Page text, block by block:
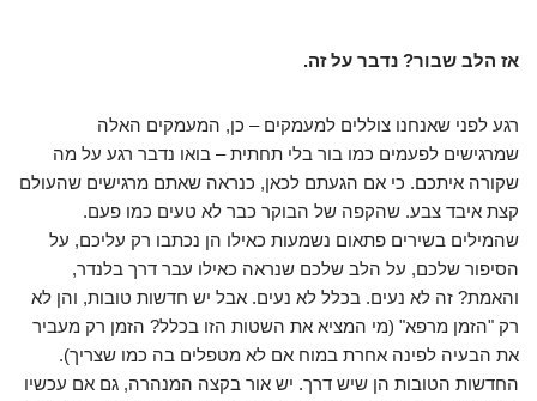
אז הלב שבור? נדבר על זה.
רגע לפני שאנחנו צוללים למעמקים – כן, המעמקים האלה
שמרגישים לפעמים כמו בור בלי תחתית – בואו נדבר רגע על מה
שקורה איתכם. כי אם הגעתם לכאן, כנראה שאתם מרגישים שהעולם
קצת איבד צבע. שהקפה של הבוקר כבר לא טעים כמו פעם.
שהמילים בשירים פתאום נשמעות כאילו הן נכתבו רק עליכם, על
הסיפור שלכם, על הלב שלכם שנראה כאילו עבר דרך בלנדר,
והאמת? זה לא נעים. בכלל לא נעים. אבל יש חדשות טובות, והן לא
רק "הזמן מרפא" (מי המציא את השטות הזו בכלל? הזמן רק מעביר
את הבעיה לפינה אחרת במוח אם לא מטפלים בה כמו שצריך).
החדשות הטובות הן שיש דרך. יש אור בקצה המנהרה, גם אם עכשיו